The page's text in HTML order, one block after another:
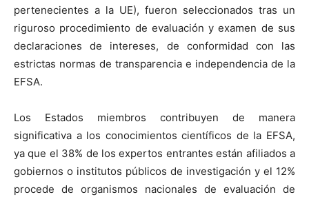
pertenecientes a la UE), fueron seleccionados tras un
riguroso procedimiento de evaluación y examen de sus
declaraciones de intereses, de conformidad con las
estrictas normas de transparencia e independencia de la
EFSA.
Los Estados miembros contribuyen de manera
significativa a los conocimientos científicos de la EFSA,
ya que el 38% de los expertos entrantes están afiliados a
gobiernos o institutos públicos de investigación y el 12%
procede de organismos nacionales de evaluación de